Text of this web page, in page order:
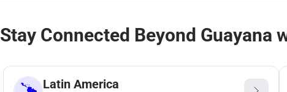
Stay Connected Beyond Guayana
Latin America